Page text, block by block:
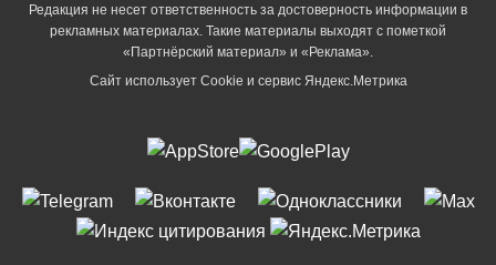
Редакция не несет ответственность за достоверность информации в
рекламных материалах. Такие материалы выходят с пометкой
«Партнёрский материал» и «Реклама».
Сайт использует Cookie и сервиc Яндекс.Метрика